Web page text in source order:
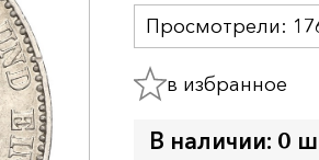
Просмотрели:
в избранное
В наличии: 0